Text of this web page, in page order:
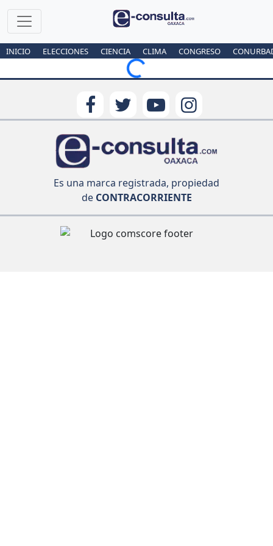
INICIO ELECCIONES CIENCIA CLIMA CONGRESO
Loading...
Es una marca registrada, propiedad
deCONTRACORRIENTE